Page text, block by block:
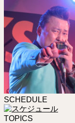
SCHEDULE
TOPICS